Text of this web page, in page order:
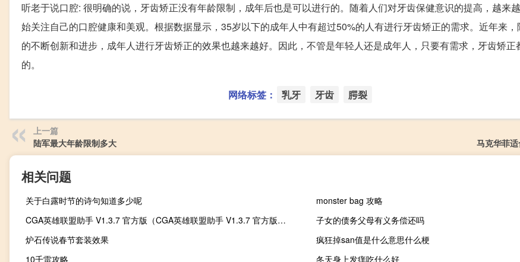
听老于说口腔: 很明确的说，牙齿矫正没有年龄限制，成年后也是可以进行的。随着人们对牙齿保健意识的提高，越来
始关注自己的口腔健康和美观。根据数据显示，35岁以下的成年人中有超过50%的人有进行牙齿矫正的需求。近年来
的不断创新和进步，成年人进行牙齿矫正的效果也越来越好。因此，不管是年轻人还是成年人，只要有需求，牙齿矫正
的。
网络标签： 乳牙 牙齿 腭裂
上一篇
陆军最大年龄限制多大
马克华菲
相关问题
关于白露时节的诗句知道多少呢
monster bag 攻略
CGA英雄联盟助手 V1.3.7 官方版（CGA英雄联盟助手 V1.3.7 官方版功能简介）
子女的债务父母有义务偿还吗
炉石传说春节套装效果
疯狂掉san值是什么意思什么梗
10千雷攻略
冬天身上发痒吃什么好